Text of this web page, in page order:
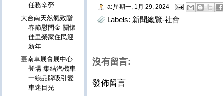
at 星期一, 1月 29, 2024
Labels: 新聞總覽-社會
沒有留言:
發佈留言
任務辛勞
大台南天然氣致贈
春節慰問金 關懷
佳里榮家住民迎
新年
臺南車展會展中心
登場 集結汽機車
一線品牌吸引愛
車迷目光